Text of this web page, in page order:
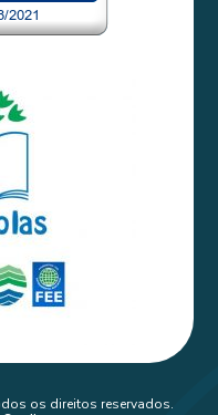
os direitos reservados.